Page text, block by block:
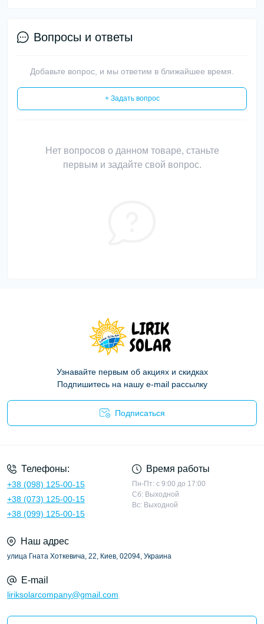
Вопросы и ответы
Добавьте вопрос, и мы ответим в ближайшее время.
+ Задать вопрос
Нет вопросов о данном товаре, станьте
первым и задайте свой вопрос.
Узнавайте первым об акциях и скидках
Подпишитесь на нашу e-mail рассылку
Подписаться
Телефоны:
+38 (098) 125-00-15
+38 (073) 125-00-15
+38 (099) 125-00-15
Время работы
Пн-Пт: с 9:00 до 17:00
Сб: Выходной
Вс: Выходной
Наш адрес
улица Гната Хоткевича, 22, Киев, 02094, Украина
E-mail
liriksolarcompany@gmail.com